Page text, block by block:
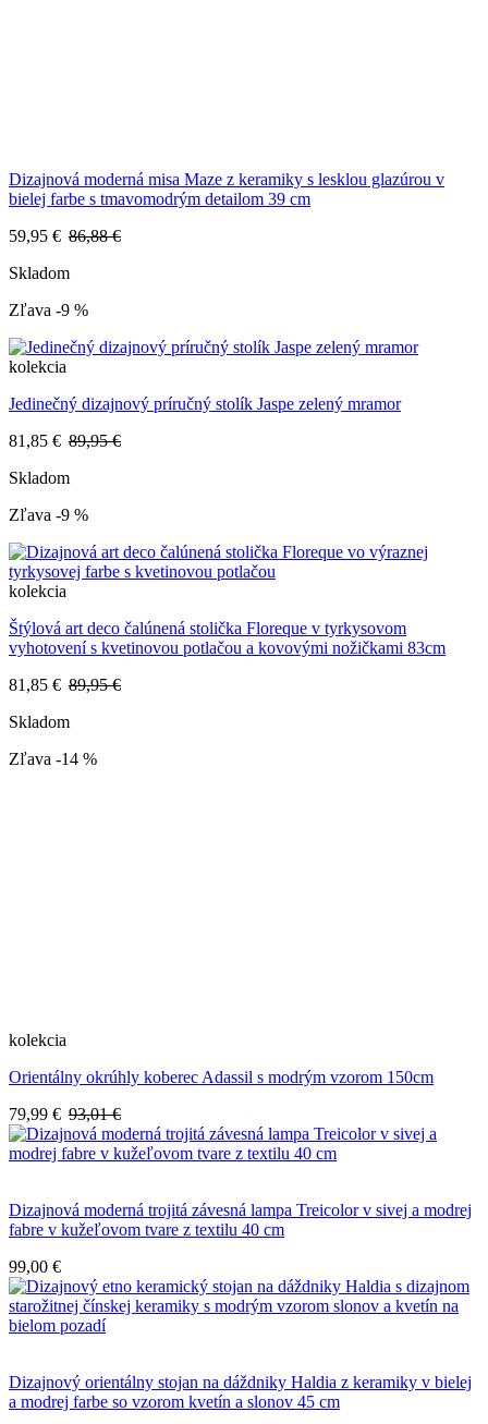
Dizajnová moderná misa Maze z keramiky s lesklou glazúrou v
bielej farbe s tmavomodrým detailom 39 cm
59,95 € 86,88 €
Skladom
Zľava -9 %
kolekcia
Jedinečný dizajnový príručný stolík Jaspe zelený mramor
81,85 € 89,95 €
Skladom
Zľava -9 %
kolekcia
Štýlová art deco čalúnená stolička Floreque v tyrkysovom
vyhotovení s kvetinovou potlačou a kovovými nožičkami 83cm
81,85 € 89,95 €
Skladom
Zľava -14 %
kolekcia
Orientálny okrúhly koberec Adassil s modrým vzorom 150cm
79,99 € 93,01 €
Dizajnová moderná trojitá závesná lampa Treicolor v sivej a modrej
fabre v kužeľovom tvare z textilu 40 cm
99,00 €
Dizajnový orientálny stojan na dáždniky Haldia z keramiky v bielej
a modrej farbe so vzorom kvetín a slonov 45 cm